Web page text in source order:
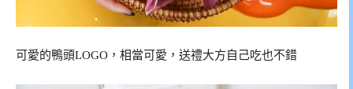
可愛的鴨頭LOGO，相當可愛，送禮大方自己吃也不錯